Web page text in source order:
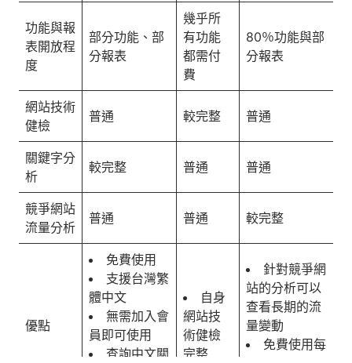
功能與報
表開放程
度
部分功能、部
分報表
幾乎所
有功能
都需付
費
80％功能與部
分報表
網站技術
健檢
普通 較完整 普通
關鍵字分
析
較完整 普通 普通
競爭網站
流量分析
普通 普通 較完整
優點
免費使用
支援台灣繁
體中文
無需加入會
員即可使用
查詢中文關
自身
網站技
術健檢
完整
針對競爭網
站的分析可以
查看長期的流
量變動
免費使用每